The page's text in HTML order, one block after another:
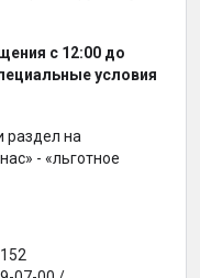
с 12:00 до
условия
раздел на
- «льготное